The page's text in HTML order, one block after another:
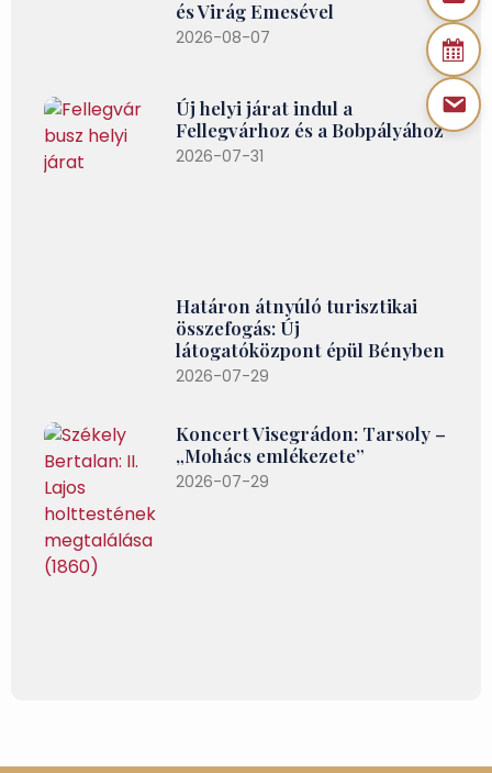
és Virág Emesével
2026-08-07
Új helyi járat indul a
Fellegvárhoz és a Bobpályához
2026-07-31
Határon átnyúló turisztikai
összefogás: Új
látogatóközpont épül Bényben
2026-07-29
Koncert Visegrádon: Tarsoly –
„Mohács emlékezete”
2026-07-29